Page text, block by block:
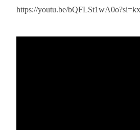
https://youtu.be/